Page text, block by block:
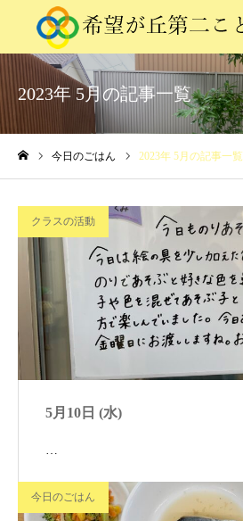
2023年 5月の記事一覧
今日のごはん 2023年 5月の記事一覧
クラスの活動
5月10日 (水)
…
今日のごはん